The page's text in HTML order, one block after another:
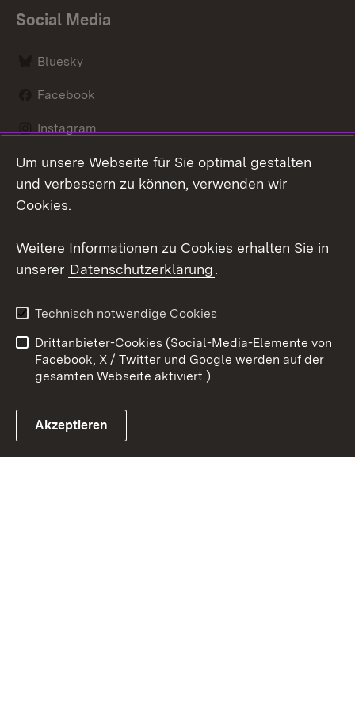
Social Media
Bluesky
Facebook
Instagram
LinkedIn
Link zum Landesportal
Datenschutz
Barrierefreiheit
Impressum
Cookies
Um unsere Webseite für Sie optimal gestalten
und verbessern zu können, verwenden wir
Cookies.
Weitere Informationen zu Cookies erhalten Sie in
unserer Datenschutzerklärung.
Technisch notwendige Cookies
Drittanbieter-Cookies (Social-Media-Elemente von
Facebook, X / Twitter und Google werden auf der
gesamten Webseite aktiviert.)
Akzeptieren